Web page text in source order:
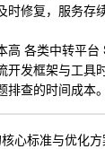
时修复，服务存
高 各类中转平
开发框架与工具
查的时间成本。
心标准与优化